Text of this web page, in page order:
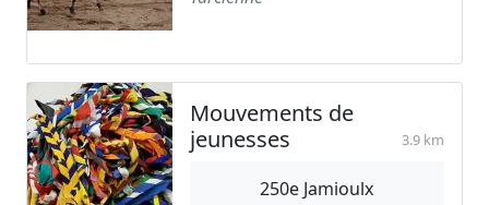
Mouvements de
jeunesses
3.9 km
250e Jamioulx